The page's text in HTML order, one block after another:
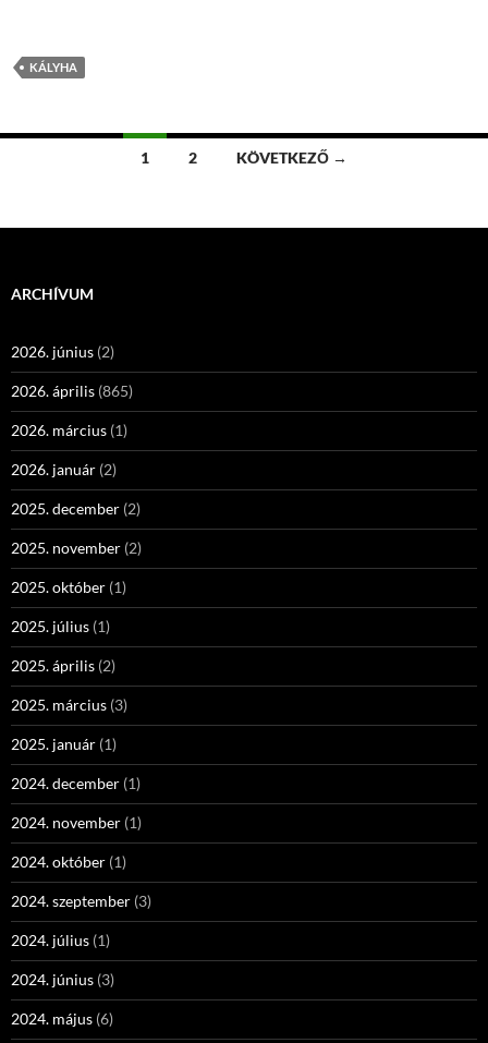
KÁLYHA
Bejegyzések
1 2 KÖVETKEZŐ →
ARCHÍVUM
2026. június (2)
2026. április (865)
2026. március (1)
2026. január (2)
2025. december (2)
2025. november (2)
2025. október (1)
2025. július (1)
2025. április (2)
2025. március (3)
2025. január (1)
2024. december (1)
2024. november (1)
2024. október (1)
2024. szeptember (3)
2024. július (1)
2024. június (3)
2024. május (6)